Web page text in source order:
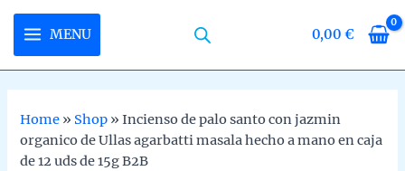
content
MENU 0,00€
Home » Shop »Incienso de palo santo con jazmin
organico de Ullas agarbatti masala hecho a mano en caja
de 12 uds de 15g B2B